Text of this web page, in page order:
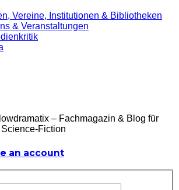
Vereine, Institutionen & Bibliotheken
& Veranstaltungen
– Fachmagazin & Blog für
Fiction
an account